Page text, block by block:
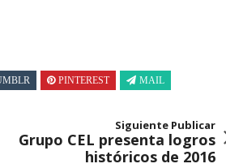
PINTEREST MAIL
Siguiente Publicar
Grupo CEL presenta logros
históricos de 2016